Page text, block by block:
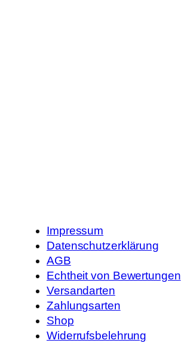
Impressum
Datenschutzerklärung
AGB
Echtheit von Bewertungen
Versandarten
Zahlungsarten
Shop
Widerrufsbelehrung